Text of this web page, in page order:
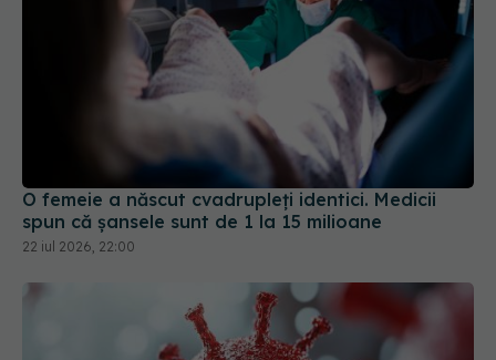
O femeie a născut cvadrupleți identici. Medicii
spun că șansele sunt de 1 la 15 milioane
22 iul 2026, 22:00